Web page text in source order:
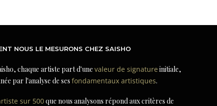
NOUS LE MESURONS CHEZ SAISHO
chaque artiste part d'unevaleur de signature initiale,
par l'analyse de sesfondamentaux artistiques.
sur 500que nous analysons répond aux critères de